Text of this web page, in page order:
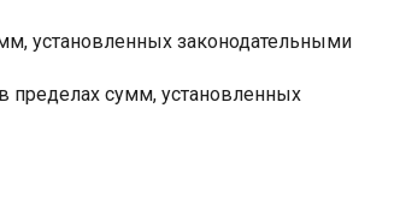
установленных законодательными
пределах сумм, установленных